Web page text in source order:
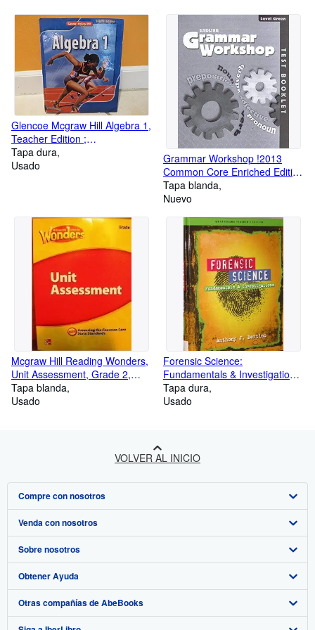
Glencoe Mcgraw Hill Algebra 1,
Teacher Edition ;
9780078884818 ; 0078884810
Tapa dura
Usado
Grammar Workshop !2013
Common Core Enriched Edition
Test Booklet Level Green,
Grade 3 ; 9781421710730 ;
Tapa blanda
Nuevo
Mcgraw Hill Reading Wonders,
Unit Assessment, Grade 2,
Assessing The Common Core
State Standards, Ccss ;
Tapa blanda
Usado
Forensic Science:
Fundamentals & Investigations,
Wraparound Teacher's Edition ;
9780538446334 ; 0538446331
Tapa dura
Usado
VOLVER AL INICIO
Compre con nosotros
Búsqueda avanzada
Colecciones
Mi cuenta
Mis pedidos
Venda con nosotros
Comenzar a vender
Únase a nuestro programa de afiliados
Recomiende un vendedor
Sobre nosotros
Sobre IberLibro
Medios
Obtener Ayuda
Preguntas frecuentes y guías
Otras compañías de AbeBooks